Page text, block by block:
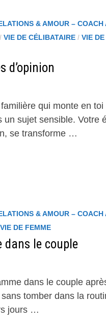
& AMOUR – COACH
VIE DE CÉLIBATAIRE/ VIE
d’opinion
qui monte en toi
un sujet sensible. Votre
se transforme …
& AMOUR – COACH
VIE DE FEMME
le couple
dans le couple
tomber dans la
jours …